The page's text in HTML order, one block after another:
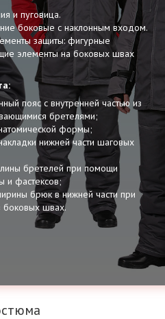
и пуговица.
боковые с наклонным входом.
защиты: фигурные
элементы на боковых швах
пояс с внутренней частью из
бретелями;
формы;
нижней части шаговых
бретелей при помощи
и фастексов;
брюк в нижней части при
швах.